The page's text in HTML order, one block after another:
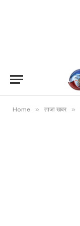
Home » ताजा खबर »